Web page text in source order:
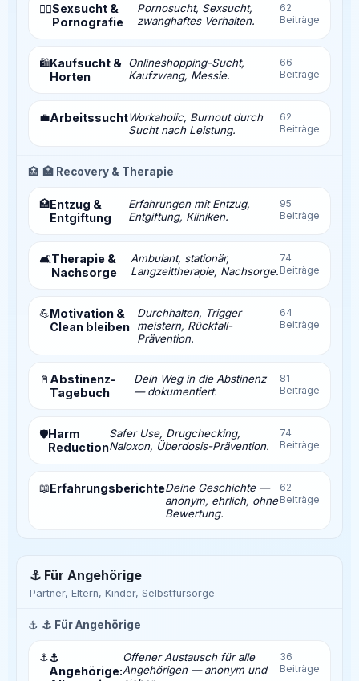
❤️‍🔥Sexsucht &
Pornografie
Pornosucht, Sexsucht,
zwanghaftes Verhalten.
62
Beiträge
🛍️Kaufsucht &
Horten
Onlineshopping-Sucht,
Kaufzwang, Messie.
66
Beiträge
💼ArbeitssuchtWorkaholic, Burnout durch
Sucht nach Leistung.
62
Beiträge
🏥 🏥 Recovery & Therapie
🏥Entzug &
Entgiftung
Erfahrungen mit Entzug,
Entgiftung, Kliniken.
95
Beiträge
🛋️Therapie &
Nachsorge
Ambulant, stationär,
Langzeittherapie, Nachsorge.
74
Beiträge
💪Motivation &
Clean bleiben
Durchhalten, Trigger
meistern, Rückfall-
Prävention.
64
Beiträge
📓 Abstinenz-
Tagebuch
Dein Weg in die Abstinenz
— dokumentiert.
81
Beiträge
🛡️Harm
Reduction
Safer Use, Drugchecking,
Naloxon, Überdosis-Prävention.
74
Beiträge
📖ErfahrungsberichteDeine Geschichte —
anonym, ehrlich, ohne
Bewertung.
62
Beiträge
⚓ Für Angehörige
Partner, Eltern, Kinder, Selbstfürsorge
⚓ ⚓ Für Angehörige
⚓⚓
Angehörige:
Offener Austausch für alle
Angehörigen — anonym und
36
Beiträge